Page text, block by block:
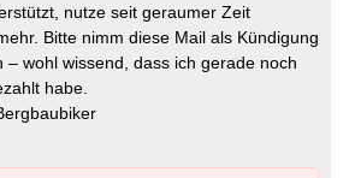
nutze seit geraumer Zeit
Bitte nimm diese Mail als Kündigung
– wohl wissend, dass ich gerade noch
habe.